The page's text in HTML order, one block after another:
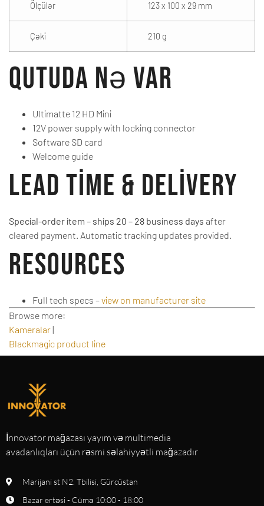
Ölçülər 123 x 100 x 29 mm
Çəki 210 g
Qutuda nə var
Ultimatte 12 HD Mini
12V power supply with locking connector
Software SD card
Welcome guide
Lead Time & Delivery
Special-order item – ships 20 – 28 business days after
cleared payment. Automatic tracking updates provided.
Resources
Full tech specs –view on manufacturer site
Browse more:
Kameralar|
Blackmagic product line
İnnovator mağazası yayım və multimedia
avadanlıqları üçün rəsmi səlahiyyətli mağazadır
Marijani st N2. Tbilisi, Gürcüstan
Bazar ertəsi - Cümə 10:00 - 18:00